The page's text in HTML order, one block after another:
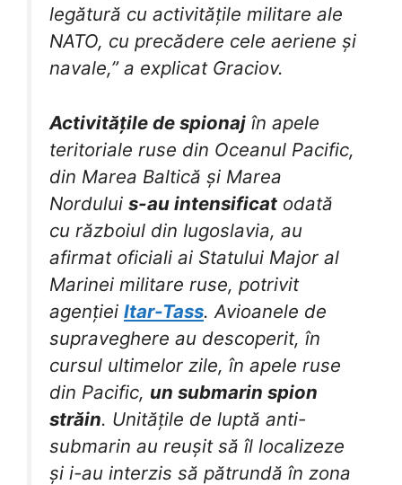
legătură cu activitățile militare ale
NATO, cu precădere cele aeriene și
navale,” a explicat Graciov.
Activitățile de spionaj în apele
teritoriale ruse din Oceanul Pacific,
din Marea Baltică și Marea
Nordului s-au intensificat odată
cu războiul din Iugoslavia, au
afirmat oficiali ai Statului Major al
Marinei militare ruse, potrivit
agenției Itar-Tass. Avioanele de
supraveghere au descoperit, în
cursul ultimelor zile, în apele ruse
din Pacific, un submarin spion
străin. Unitățile de luptă anti-
submarin au reușit să îl localizeze
și i-au interzis să pătrundă în zona